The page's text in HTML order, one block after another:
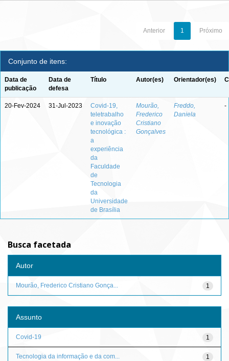
Anterior 1 Próximo
Conjunto de itens:
Data de
publicação
Data de
defesa
Título Autor(es) Orientador(es)
20-Fev-2024 31-Jul-2023
Covid-19,
teletrabalho
e inovação
tecnológica :
a
experiência
da
Faculdade
de
Tecnologia
da
Universidade
de Brasília
Mourão,
Frederico
Cristiano
Gonçalves
Freddo,
Daniela
-
Busca facetada
Autor
1
Mourão, Frederico Cristiano Gonça...
Assunto
1
Covid-19
1
Tecnologia da informação e da com...